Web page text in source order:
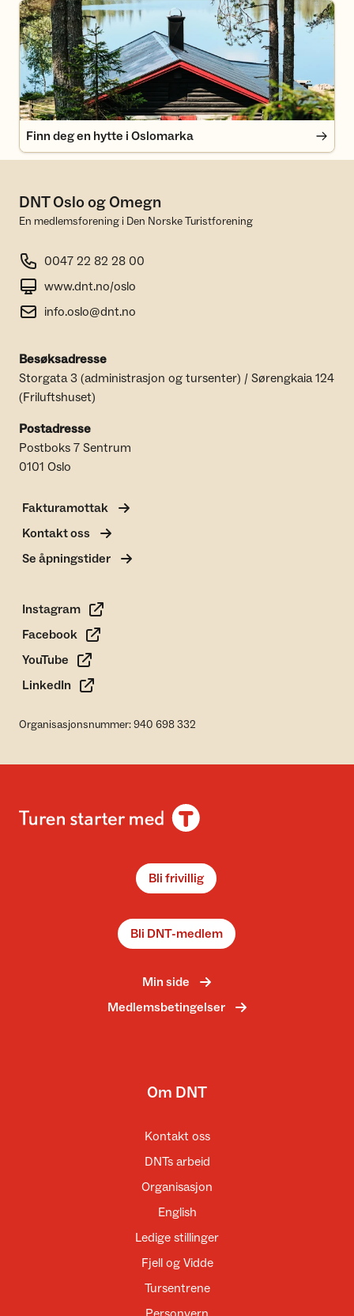
Finn deg en hytte i Oslomarka
Finn deg en hytte i Oslomarka
DNT Oslo og Omegn
En medlemsforening i Den Norske Turistforening
0047 22 82 28 00
www.dnt.no/oslo
info.oslo@dnt.no
Besøksadresse
Storgata 3 (administrasjon og tursenter) / Sørengkaia 124
(Friluftshuset)
Postadresse
Postboks 7 Sentrum
0101 Oslo
Fakturamottak
Kontakt oss
Se åpningstider
Instagram
Facebook
YouTube
LinkedIn
Organisasjonsnummer: 940 698 332
Bli frivillig
Bli DNT-medlem
Min side
Medlemsbetingelser
Om DNT
Kontakt oss
DNTs arbeid
Organisasjon
English
Ledige stillinger
Fjell og Vidde
Tursentrene